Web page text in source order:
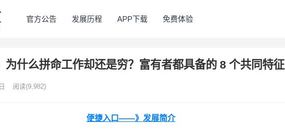
官方公告 发展历程 APP下载 免费体验
为什么拼命工作却还是穷？富有者都具备的 8 个共同特征
阅读(9,982)
便捷入口——》发展简介